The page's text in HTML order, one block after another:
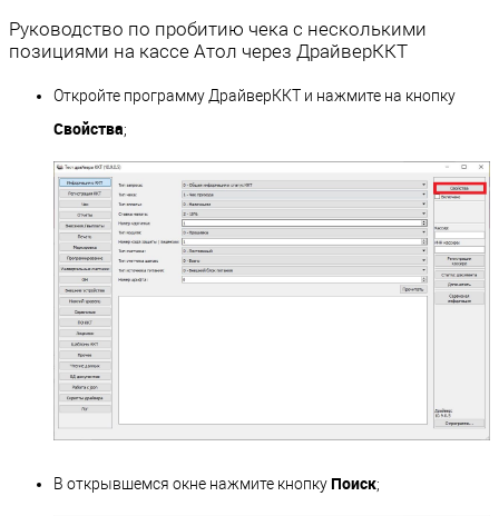
Руководство по пробитию чека с несколькими
позициями на кассе Атол через ДрайверККТ
Откройте программу ДрайверККТ и нажмите на кнопку
Свойства;
В открывшемся окне нажмите кнопкуПоиск;